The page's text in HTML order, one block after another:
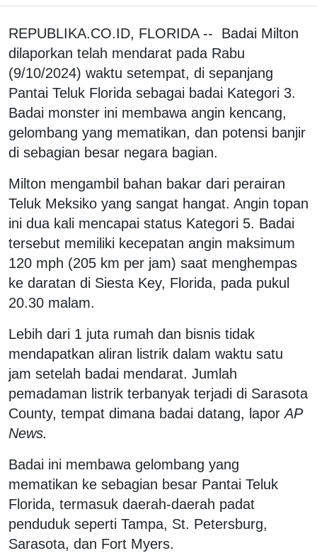
REPUBLIKA.CO.ID, FLORIDA -- Badai Milton
dilaporkan telah mendarat pada Rabu
(9/10/2024) waktu setempat, di sepanjang
Pantai Teluk Florida sebagai badai Kategori 3.
Badai monster ini membawa angin kencang,
gelombang yang mematikan, dan potensi banjir
di sebagian besar negara bagian.
Milton mengambil bahan bakar dari perairan
Teluk Meksiko yang sangat hangat. Angin topan
ini dua kali mencapai status Kategori 5. Badai
tersebut memiliki kecepatan angin maksimum
120 mph (205 km per jam) saat menghempas
ke daratan di Siesta Key, Florida, pada pukul
20.30 malam.
Lebih dari 1 juta rumah dan bisnis tidak
mendapatkan aliran listrik dalam waktu satu
jam setelah badai mendarat. Jumlah
pemadaman listrik terbanyak terjadi di Sarasota
County, tempat dimana badai datang, laporAP
News.
Badai ini membawa gelombang yang
mematikan ke sebagian besar Pantai Teluk
Florida, termasuk daerah-daerah padat
penduduk seperti Tampa, St. Petersburg,
Sarasota, dan Fort Myers.